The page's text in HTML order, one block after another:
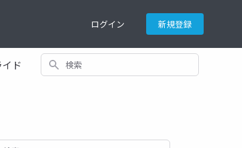
ログイン 新規登録
ド 検索